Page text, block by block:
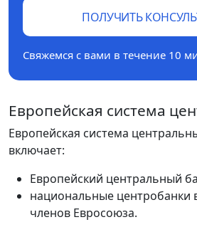
ПОЛУЧИТЬ
Свяжемся с вами в течение 10
Европейская система
Европейская система
включает:
Европейский центральный
национальные центробанки
членов Евросоюза.